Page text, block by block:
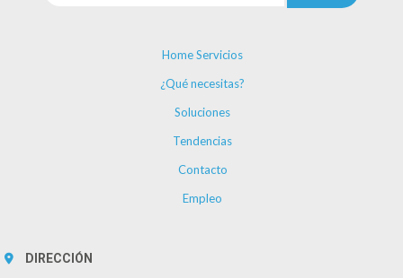
Home Servicios
¿Qué necesitas?
Soluciones
Tendencias
Contacto
Empleo
DIRECCIÓN